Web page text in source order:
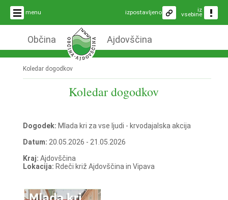
menu iz
vsebine
izpostavljeno
Občina Ajdovščina
Koledar dogodkov
Koledar dogodkov
Dogodek: Mlada kri za vse ljudi - krvodajalska akcija
Datum: 20.05.2026 - 21.05.2026
Kraj: Ajdovščina
Lokacija: Rdeči križ Ajdovščina in Vipava